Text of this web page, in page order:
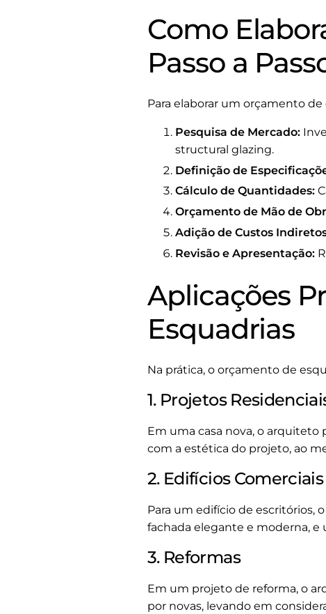
Como
Passo a
Para elaborar um orçamento de
Pesquisa de Mercado:
structural glazing.
Definição de
Cálculo de Quantidades:
Orçamento de Mão de
Adição de Custos
Revisão e Apresentação:
Aplicações
Esquadrias
Na prática, o orçamento de
1. Projetos
Em uma casa nova, o
com a estética do projeto, ao
2. Edifícios Comerciais
Para um edifício de escritórios,
fachada elegante e moderna, e
3. Reformas
Em um projeto de reforma, o
por novas, levando em